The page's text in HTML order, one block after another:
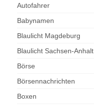
Autofahrer
Babynamen
Blaulicht Magdeburg
Blaulicht Sachsen-Anhalt
Börse
Börsennachrichten
Boxen